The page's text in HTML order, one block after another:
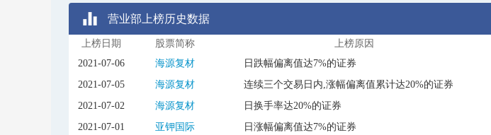
营业部上榜历史数据
上榜日期 股票简称 上榜原因
2021-07-06
海源复材 日跌幅偏离值达7%的证券
2021-07-05
海源复材 连续三个交易日内,涨幅偏离值累计达20%的证券
2021-07-02
海源复材 日换手率达20%的证券
2021-07-01
亚钾国际 日涨幅偏离值达7%的证券